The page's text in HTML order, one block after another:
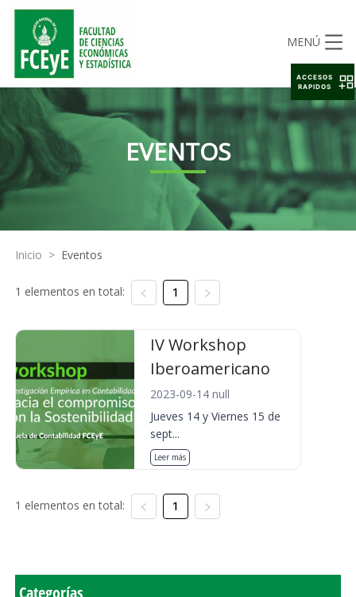
MENÚ
EVENTOS
Inicio > Eventos
1 elementos en total: 1
IV Workshop
Iberoamericano
2023-09-14 null
Jueves 14 y Viernes 15 de
sept...
Leer más
1 elementos en total: 1
Categorías
ACCESOS
RAPIDOS